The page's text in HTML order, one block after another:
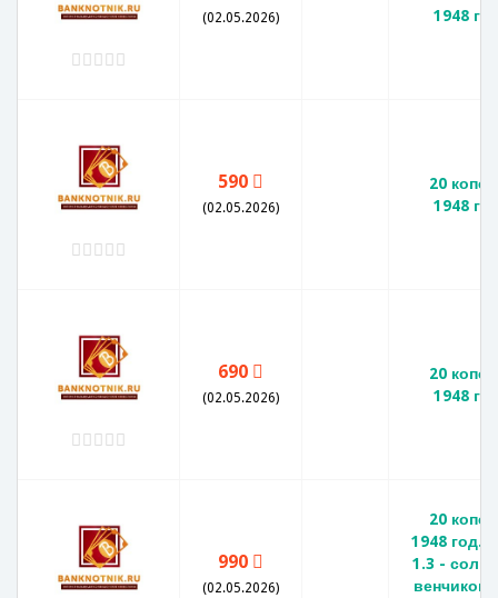
(02.05.2026)
1948
590
(02.05.2026)
20
1948
690
(02.05.2026)
20
1948
990
(02.05.2026)
20
1948 год.
1.3 -
венчиком,